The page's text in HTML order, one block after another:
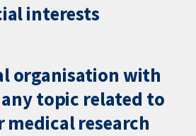
interests
organisation with
topic related to
medical research